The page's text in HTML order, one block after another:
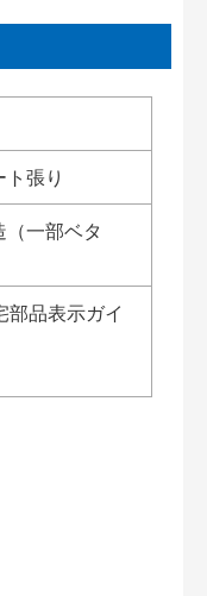
張り
（一部ベタ
品表示ガイ